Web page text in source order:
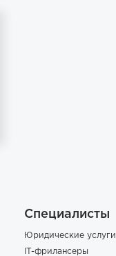
Специалисты
Юридические услуги
IT-фрилансеры